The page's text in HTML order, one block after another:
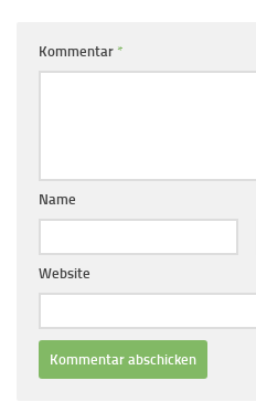
Kommentar *
Name
Website